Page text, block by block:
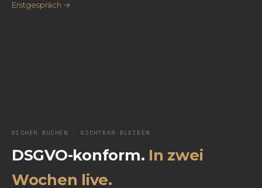
SICHER BUCHEN · SICHTBAR BLEIBEN
DSGVO-konform. In zwei
Wochen live.
Erstgespräch →